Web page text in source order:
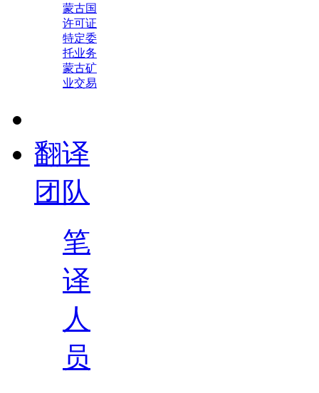
蒙古国
许可证
特定委
托业务
蒙古矿
业交易
翻译
团队
笔
译
人
员